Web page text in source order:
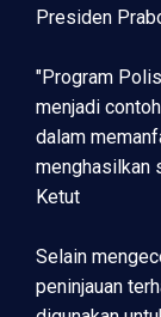
Presiden
"Program
menjadi
dalam
menghasilkan
Ketut
Selain
peninjauan